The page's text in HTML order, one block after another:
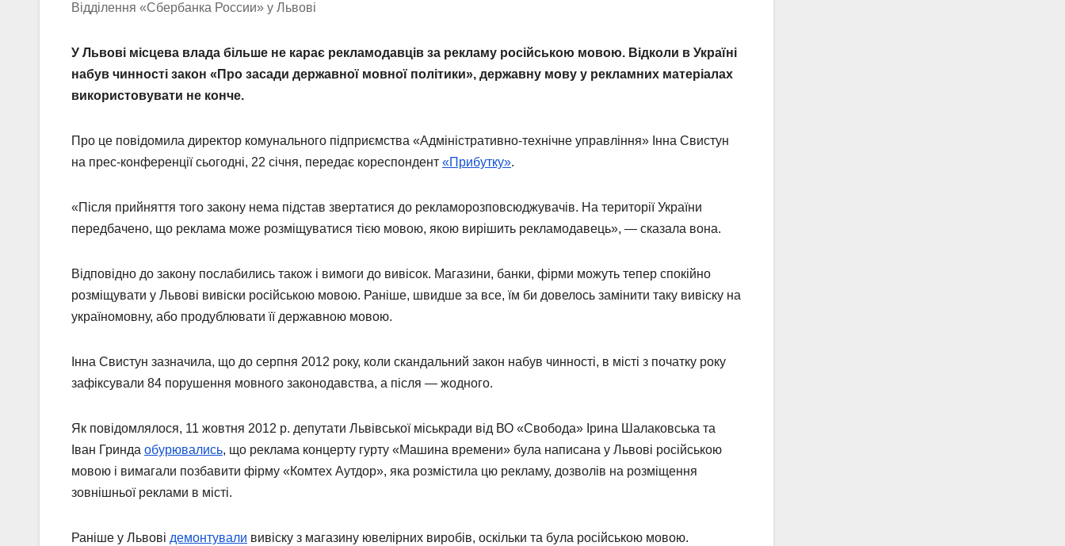
Відділення «Сбербанка России» у Львові
У Львові місцева влада більше не карає рекламодавців за рекламу російською мовою. Відколи в Україні
набув чинності закон «Про засади державної мовної політики», державну мову у рекламних матеріалах
використовувати не конче.
Про це повідомила директор комунального підприємства «Адміністративно-технічне управління» Інна Свистун
на прес-конференції сьогодні, 22 січня, передає кореспондент «Прибутку».
«Після прийняття того закону нема підстав звертатися до рекламорозповсюджувачів. На території України
передбачено, що реклама може розміщуватися тією мовою, якою вирішить рекламодавець», — сказала вона.
Відповідно до закону послабились також і вимоги до вивісок. Магазини, банки, фірми можуть тепер спокійно
розміщувати у Львові вивіски російською мовою. Раніше, швидше за все, їм би довелось замінити таку вивіску на
україномовну, або продублювати її державною мовою.
Інна Свистун зазначила, що до серпня 2012 року, коли скандальний закон набув чинності, в місті з початку року
зафіксували 84 порушення мовного законодавства, а після — жодного.
Як повідомлялося, 11 жовтня 2012 р. депутати Львівської міськради від ВО «Свобода» Ірина Шалаковська та
Іван Гринда обурювались, що реклама концерту гурту «Машина времени» була написана у Львові російською
мовою і вимагали позбавити фірму «Комтех Аутдор», яка розмістила цю рекламу, дозволів на розміщення
зовнішньої реклами в місті.
Раніше у Львові демонтували вивіску з магазину ювелірних виробів, оскільки та була російською мовою.